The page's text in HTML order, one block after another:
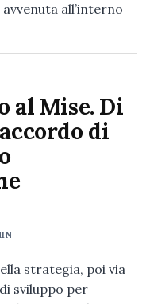
all’interno
al Mise. Di
di
strategia, poi via
sviluppo per